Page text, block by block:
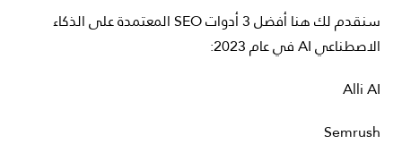
سنقدم لك هنا أفضل 3 أدوات SEO المعتمدة على الذكاء
الاصطناعي AI في عام 2023:
Alli AI
Semrush